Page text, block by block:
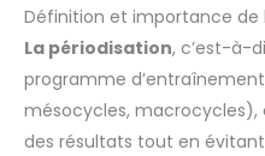
Définition et importance de
La périodisation, c’est-à-
programme
mésocycles, macrocycles),
des résultats tout en